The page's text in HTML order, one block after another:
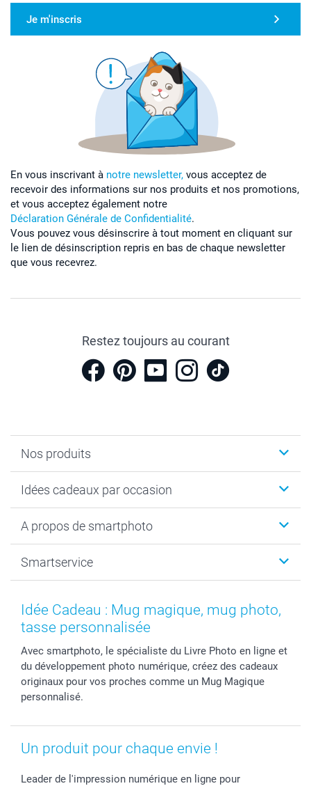
Je m'inscris
En vous inscrivant à notre newsletter, vous acceptez de
recevoir des informations sur nos produits et nos promotions,
et vous acceptez également notre
Déclaration Générale de Confidentialité.
Vous pouvez vous désinscrire à tout moment en cliquant sur
le lien de désinscription repris en bas de chaque newsletter
que vous recevrez.
Restez toujours au courant
Nos produits
Calendrier photo & Agenda photo
Tirage photo & agrandissement
Faire-part & Cartes
Coques smartphone
Stickers & Etiquettes
Dénicheur d'idées cadeau
Idées cadeaux par occasion
Anniversaire
Naissance & baptême
Fête des Mères
Fête des Pères
Baptême
Toussaint
Rentrée des classes
Vacances
A propos de smartphoto
Plan du site
Droit de rétraction
Plaintes
Gestion des cookies
Tarifs
Partenariats & Influence
Smartservice
Aide
smartbonus
Livraison
Modes de paiement
Grandes quantités
Idée Cadeau : Mug magique, mug photo,
tasse personnalisée
Avec smartphoto, le spécialiste du Livre Photo en ligne et
du développement photo numérique, créez des cadeaux
originaux pour vos proches comme un Mug Magique
personnalisé.
Un produit pour chaque envie !
Leader de l'impression numérique en ligne pour